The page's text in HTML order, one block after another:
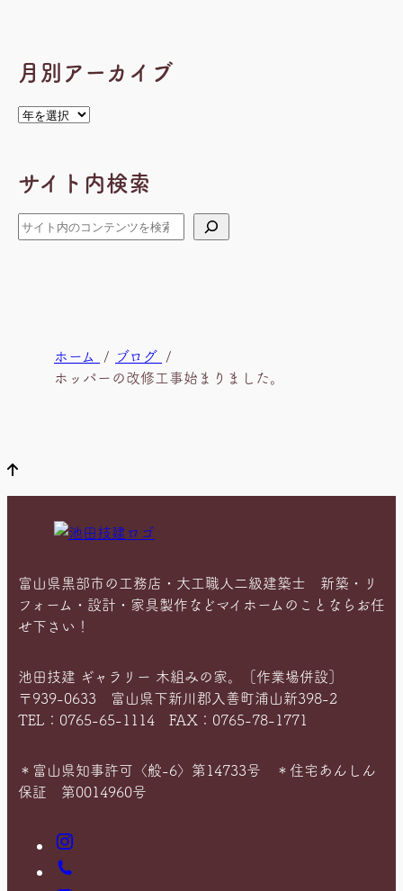
月別アーカイブ
ア
イ
ブ
サイト内検索
検
索
ホーム
ブログ
ホッパーの改修工事始まりました。
富山県黒部市の工務店・大工職人二級建築士 新築・リ
フォーム・設計・家具製作などマイホームのことならお任
せ下さい！
池田技建 ギャラリー 木組みの家。［作業場併設］
〒939-0633 富山県下新川郡入善町浦山新398-2
TEL：0765-65-1114 FAX：0765-78-1771
＊富山県知事許可〈般-6〉第14733号 ＊住宅あんしん
保証 第0014960号